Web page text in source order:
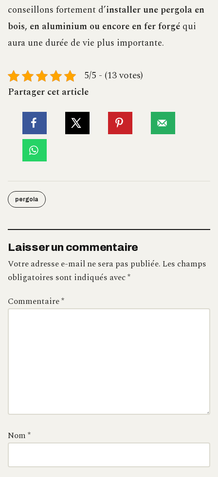
conseillons fortement d’installer une pergola en
bois, en aluminium ou encore en fer forgé qui
aura une durée de vie plus importante.
5/5 - (13 votes)
Partager cet article
pergola
Laisser un commentaire
Votre adresse e-mail ne sera pas publiée.Les champs
obligatoires sont indiqués avec*
Commentaire*
Nom*